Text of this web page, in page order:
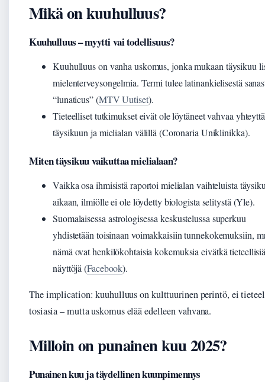
Mikä on kuuhulluus?
Kuuhulluus – myytti vai todellisuus?
Kuuhulluus on vanha uskomus, jonka mukaan täysikuu
mielenterveysongelmia. Termi tulee latinankielisestä
“lunaticus” (MTV Uutiset).
Tieteelliset tutkimukset eivät ole löytäneet vahvaa yhteyttä
täysikuun ja mielialan välillä (Coronaria Uniklinikka).
Miten täysikuu vaikuttaa mielialaan?
Vaikka osa ihmisistä raportoi mielialan vaihteluista
aikaan, ilmiölle ei ole löydetty biologista selitystä (Yle).
Suomalaisessa astrologisessa keskustelussa superkuu
yhdistetään toisinaan voimakkaisiin tunnekokemuksiin,
nämä ovat henkilökohtaisia kokemuksia eivätkä
näyttöjä (Facebook).
The implication: kuuhulluus on kulttuurinen perintö, ei
tosiasia – mutta uskomus elää edelleen vahvana.
Milloin on punainen kuu 2025?
Punainen kuu ja täydellinen kuunpimennys